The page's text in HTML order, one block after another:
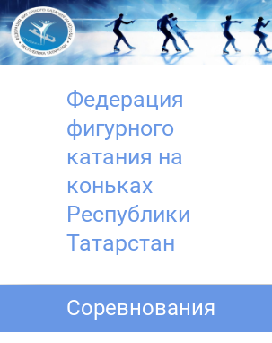
Перейти
к
содержимому
Федерация
фигурного
катания на
коньках
Республики
Татарстан
Соревнования